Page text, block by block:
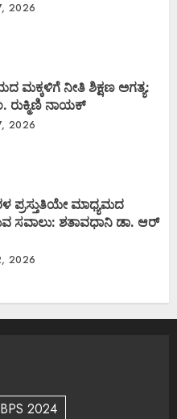
2026
ಮಕ್ಕಳಿಗೆ ನೀತಿ ಶಿಕ್ಷಣ ಅಗತ್ಯ:
ರುಕ್ಮಿಣಿ ನಾಯಕ್
2026
ಪ್ರಸ್ತುತಿಯೇ ಮಾಧ್ಯಮದ
ಸವಾಲು: ಶತಾವಧಾನಿ ಡಾ. ಆರ್
2026
2024